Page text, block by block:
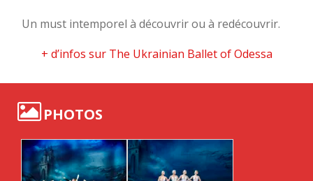
Un must intemporel à découvrir ou à redécouvrir.
+ d’infos sur The Ukrainian Ballet of Odessa
PHOTOS